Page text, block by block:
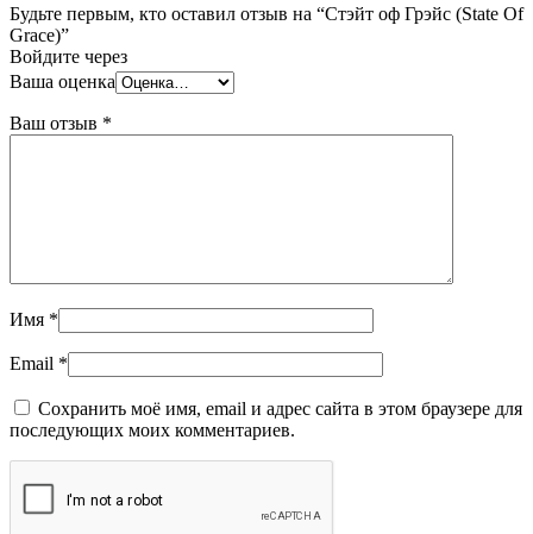
Будьте первым, кто оставил отзыв на “Стэйт оф Грэйс (State Of
Grace)”
Войдите через
Ваша оценка
Ваш отзыв *
Имя *
Email *
Сохранить моё имя, email и адрес сайта в этом браузере для
последующих моих комментариев.